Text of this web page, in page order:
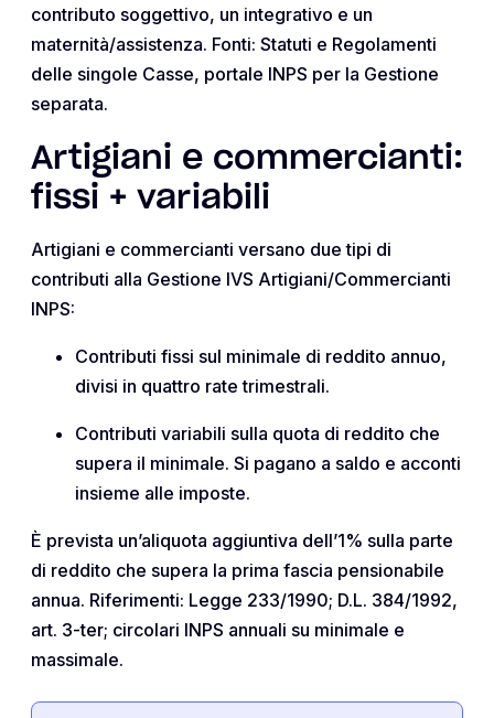
contributo soggettivo, un integrativo e un
maternità/assistenza. Fonti: Statuti e Regolamenti
delle singole Casse, portale INPS per la Gestione
separata.
Artigiani e commercianti:
fissi + variabili
Artigiani e commercianti versano due tipi di
contributi alla Gestione IVS Artigiani/Commercianti
INPS:
Contributi fissi sul minimale di reddito annuo,
divisi in quattro rate trimestrali.
Contributi variabili sulla quota di reddito che
supera il minimale. Si pagano a saldo e acconti
insieme alle imposte.
È prevista un’aliquota aggiuntiva dell’1% sulla parte
di reddito che supera la prima fascia pensionabile
annua. Riferimenti: Legge 233/1990; D.L. 384/1992,
art. 3-ter; circolari INPS annuali su minimale e
massimale.